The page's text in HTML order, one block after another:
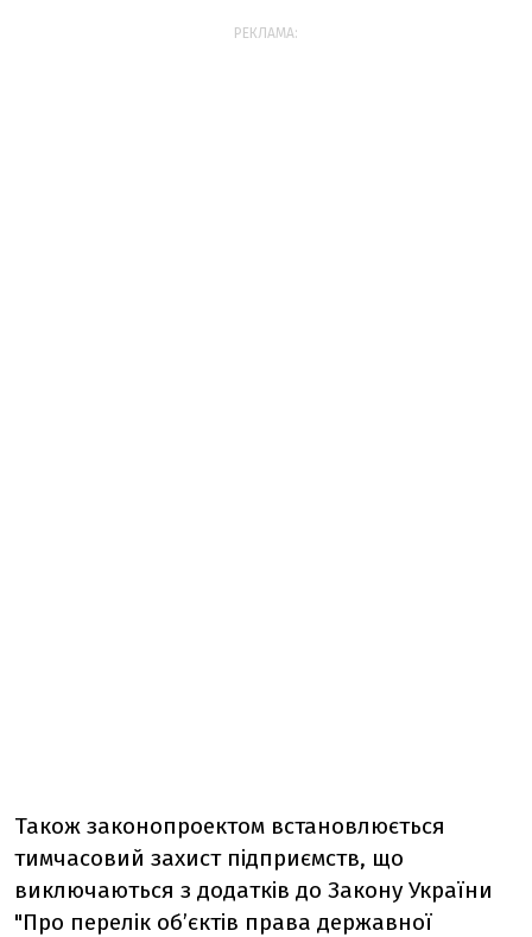
РЕКЛАМА:
Також законопроектом встановлюється
тимчасовий захист підприємств, що
виключаються з додатків до Закону України
"Про перелік об’єктів права державної